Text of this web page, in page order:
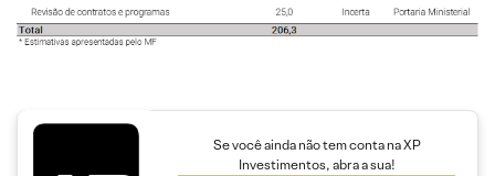
Se você ainda não tem conta na XP
Investimentos, abra a sua!